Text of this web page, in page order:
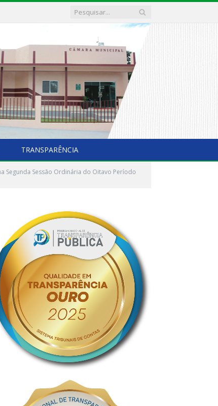
TRANSPARÊNCIA
Segunda Sessão Ordinária do Oitavo Período